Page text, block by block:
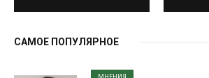
САМОЕ ПОПУЛЯРНОЕ
МНЕНИЯ